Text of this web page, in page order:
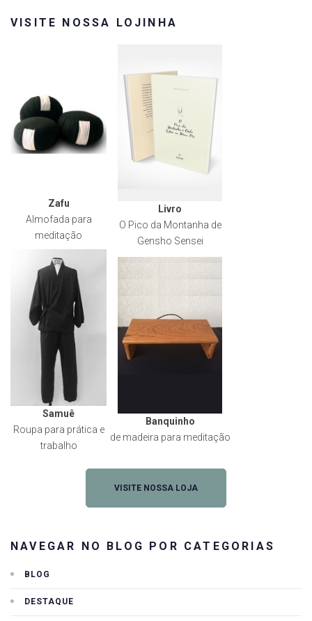
VISITE NOSSA LOJINHA
Zafu
Almofada para
meditação
Livro
O Pico da Montanha de
Gensho Sensei
Samuê
Roupa para prática e
trabalho
Banquinho
de madeira para meditação
VISITE NOSSA LOJA
NAVEGAR NO BLOG POR CATEGORIAS
BLOG
DESTAQUE